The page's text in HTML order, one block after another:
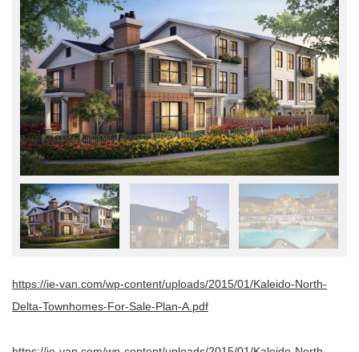
https://ie-van.com/wp-content/uploads/2015/01/Kaleido-North-
Delta-Townhomes-For-Sale-Plan-A.pdf